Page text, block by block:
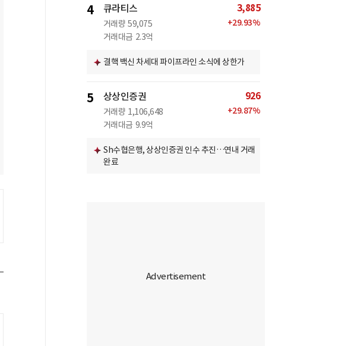
4 큐라티스
거래량 59,075
거래대금 2.3억
3,885
+29.93%
결핵 백신 차세대 파이프라인 소식에 상한가
5 상상인증권
거래량 1,106,648
거래대금 9.9억
926
+29.87%
Sh수협은행, 상상인증권 인수 추진…연내 거래
완료